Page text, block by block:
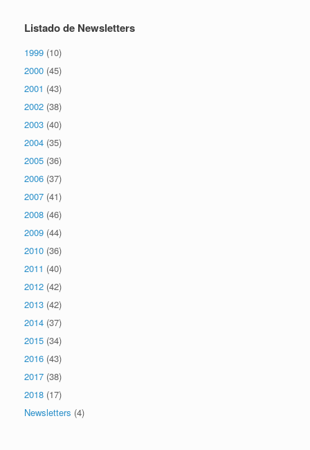
Listado de Newsletters
1999 (10)
2000 (45)
2001 (43)
2002 (38)
2003 (40)
2004 (35)
2005 (36)
2006 (37)
2007 (41)
2008 (46)
2009 (44)
2010 (36)
2011 (40)
2012 (42)
2013 (42)
2014 (37)
2015 (34)
2016 (43)
2017 (38)
2018 (17)
Newsletters (4)